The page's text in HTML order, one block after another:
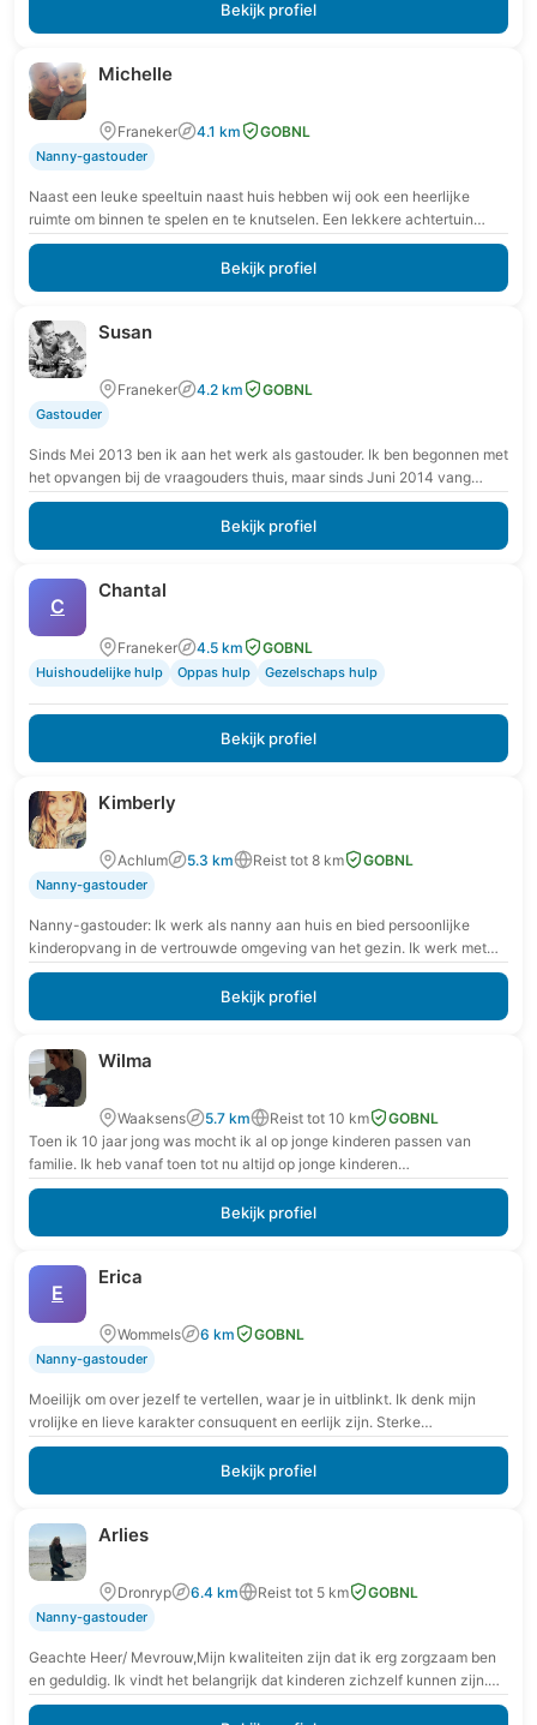
Bekijk profiel
Michelle
Franeker 4.1 km GOBNL
Nanny-gastouder
Naast een leuke speeltuin naast huis hebben wij ook een heerlijke
ruimte om binnen te spelen en te knutselen. Een lekkere achtertuin
waar je kan…
Bekijk profiel
Susan
Franeker 4.2 km GOBNL
Gastouder
Sinds Mei 2013 ben ik aan het werk als gastouder. Ik ben begonnen met
het opvangen bij de vraagouders thuis, maar sinds Juni 2014 vang…
Bekijk profiel
C
Chantal
Franeker 4.5 km GOBNL
Huishoudelijke hulp Oppas hulp Gezelschaps hulp
Bekijk profiel
Kimberly
Achlum 5.3 km Reist tot 8 km GOBNL
Nanny-gastouder
Nanny-gastouder: Ik werk als nanny aan huis en bied persoonlijke
kinderopvang in de vertrouwde omgeving van het gezin. Ik werk met
extra aandacht voor rust,…
Bekijk profiel
Wilma
Waaksens 5.7 km Reist tot 10 km
GOBNL
Toen ik 10 jaar jong was mocht ik al op jonge kinderen passen van
familie. Ik heb vanaf toen tot nu altijd op jonge kinderen…
Bekijk profiel
E
Erica
Wommels 6 km GOBNL
Nanny-gastouder
Moeilijk om over jezelf te vertellen, waar je in uitblinkt. Ik denk mijn
vrolijke en lieve karakter consuquent en eerlijk zijn. Sterke
persoonlijkheid en weten…
Bekijk profiel
Arlies
Dronryp 6.4 km Reist tot 5 km GOBNL
Nanny-gastouder
Geachte Heer/ Mevrouw,Mijn kwaliteiten zijn dat ik erg zorgzaam ben
en geduldig. Ik vindt het belangrijk dat kinderen zichzelf kunnen zijn.
Dit doe ik door…